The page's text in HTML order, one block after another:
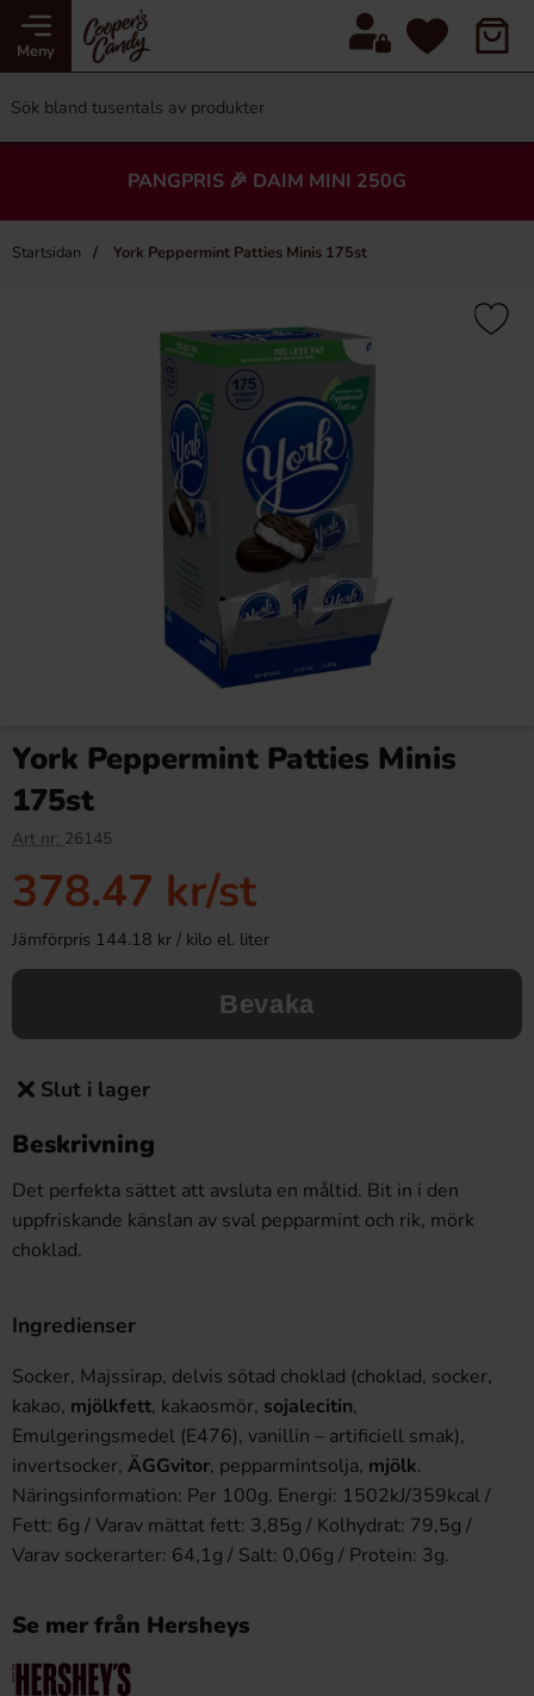
Meny
PANGPRIS 🎉 DAIM MINI 250G
Startsidan York Peppermint Patties Minis 175st
York Peppermint Patties Minis
175st
Art nr: 26145
378.47 kr/st
Jämförpris 144.18 kr / kilo el. liter
Bevaka
Slut i lager
Beskrivning
Det perfekta sättet att avsluta en måltid. Bit in i den
uppfriskande känslan av sval pepparmint och rik, mörk
choklad.
Ingredienser
Socker, Majssirap, delvis sötad choklad (choklad, socker,
kakao, mjölkfett, kakaosmör, sojalecitin,
Emulgeringsmedel (E476), vanillin – artificiell smak),
invertsocker, ÄGGvitor, pepparmintsolja, mjölk.
Näringsinformation: Per 100g. Energi: 1502kJ/359kcal /
Fett: 6g / Varav mättat fett: 3,85g / Kolhydrat: 79,5g /
Varav sockerarter: 64,1g / Salt: 0,06g / Protein: 3g.
Se mer från Hersheys